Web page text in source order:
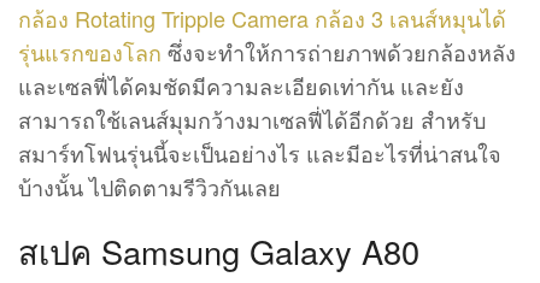
กล้อง Rotating Tripple Camera กล้อง 3 เลนส์หมุนได้
รุ่นแรกของโลก ซึ่งจะทำให้การถ่ายภาพด้วยกล้องหลัง
และเซลฟี่ได้คมชัดมีความละเอียดเท่ากัน และยัง
สามารถใช้เลนส์มุมกว้างมาเซลฟี่ได้อีกด้วย สำหรับ
สมาร์ทโฟนรุ่นนี้จะเป็นอย่างไร และมีอะไรที่น่าสนใจ
บ้างนั้น ไปติดตามรีวิวกันเลย
สเปค Samsung Galaxy A80